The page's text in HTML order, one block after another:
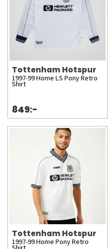
Tottenham Hotspur
1997-99 Home LS Pony Retro
Shirt
849:-
Tottenham Hotspur
1997-99 Home Pony Retro